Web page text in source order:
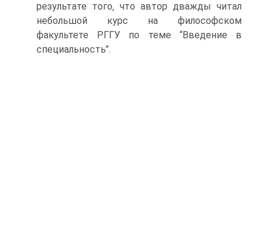
результате того‚ что автор дважды читал
небольшой курс на философском
факультете РГГУ по теме “Введение в
специальность”.